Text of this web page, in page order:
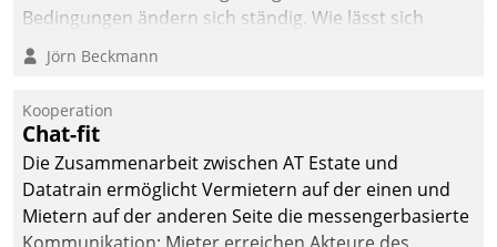
Bedingungen ändern sich ständig. Wie lässt sich
technisch die Kontrolle wahren und zugleich Freiraum
fürs Wachsen öffnen?
Jörn Beckmann
Kooperation
Chat-fit
Die Zusammenarbeit zwischen AT Estate und
Datatrain ermöglicht Vermietern auf der einen und
Mietern auf der anderen Seite die messengerbasierte